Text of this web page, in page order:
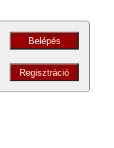
Belépés
Regisztráció